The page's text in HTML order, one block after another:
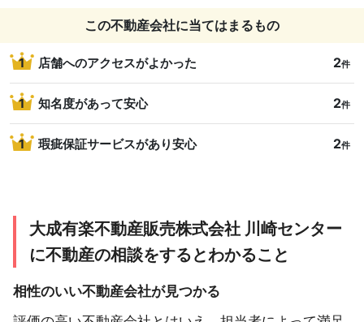
この不動産会社に当てはまるもの
1 店舗へのアクセスがよかった 2件
1 知名度があって安心 2件
1 瑕疵保証サービスがあり安心 2件
大成有楽不動産販売株式会社 川崎センター
に不動産の相談をするとわかること
相性のいい不動産会社が見つかる